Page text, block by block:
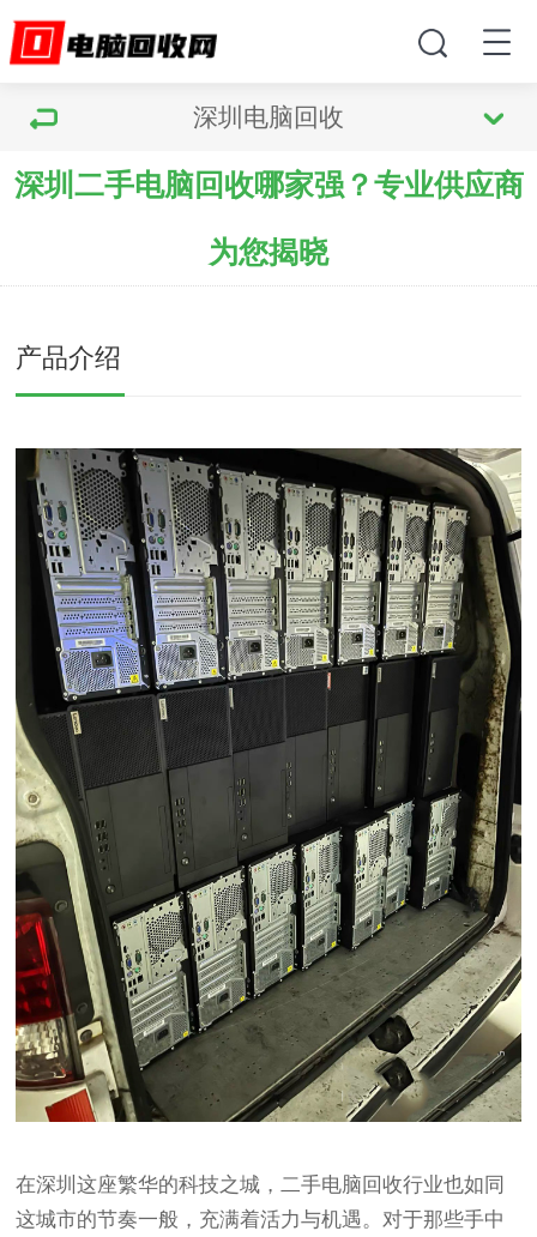
深圳电脑回收
深圳二手电脑回收哪家强？专业供应商
为您揭晓
产品介绍
在深圳这座繁华的科技之城，二手电脑回收行业也如同
这城市的节奏一般，充满着活力与机遇。对于那些手中